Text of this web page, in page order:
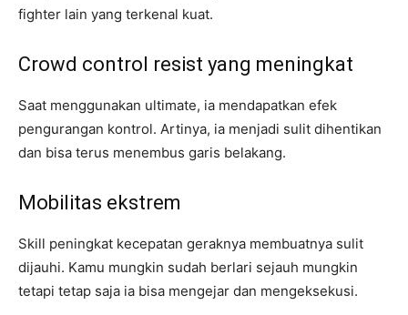
fighter lain yang terkenal kuat.
Crowd control resist yang meningkat
Saat menggunakan ultimate, ia mendapatkan efek
pengurangan kontrol. Artinya, ia menjadi sulit dihentikan
dan bisa terus menembus garis belakang.
Mobilitas ekstrem
Skill peningkat kecepatan geraknya membuatnya sulit
dijauhi. Kamu mungkin sudah berlari sejauh mungkin
tetapi tetap saja ia bisa mengejar dan mengeksekusi.